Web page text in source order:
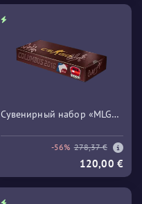
Сувенирный набор «MLG
-56% 278,37 €
120,00 €